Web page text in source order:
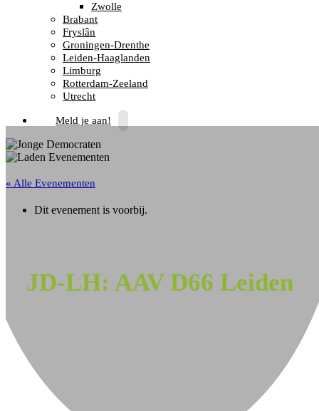
Zwolle
Brabant
Fryslân
Groningen-Drenthe
Leiden-Haaglanden
Limburg
Rotterdam-Zeeland
Utrecht
Meld je aan!
« Alle Evenementen
Dit evenement is voorbij.
JD-LH: AAV D66 Leiden